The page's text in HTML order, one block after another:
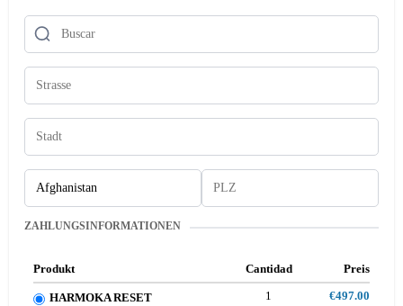
ZAHLUNGSINFORMATIONEN
Produkt Cantidad Preis
HARMOKA RESET 1 €497.00